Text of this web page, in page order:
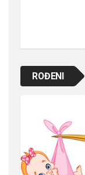
ROĐENI